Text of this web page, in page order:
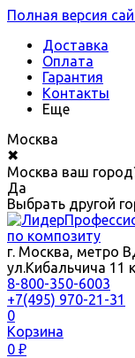
Полная версия
Доставка
Оплата
Гарантия
Контакты
Еще
Москва
✖
Москва ваш
Да
Выбрать другой
по композиту
г. Москва, метро
ул.Кибальчича 11
8-800-350-6003
+7(495) 970-21-31
0
Корзина
0 ₽